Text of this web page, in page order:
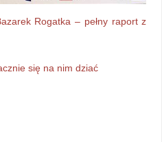
Rogatka – pełny raport z
się na nim dziać